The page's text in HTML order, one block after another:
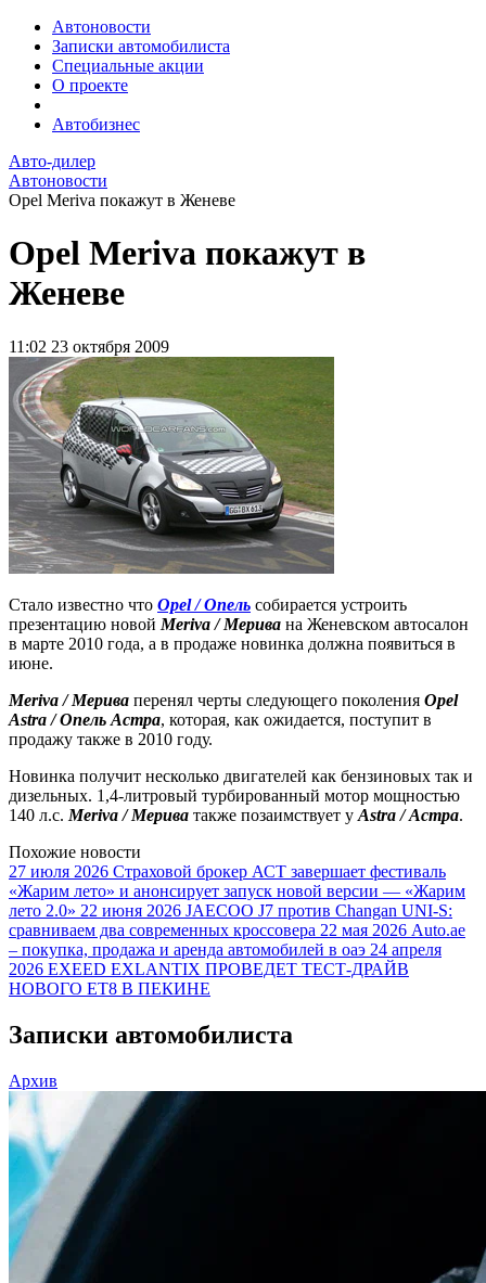
Автоновости
Записки автомобилиста
Специальные акции
О проекте
Автобизнес
Авто-дилер
Автоновости
Opel Meriva покажут в Женеве
Opel Meriva покажут в
Женеве
11:02 23 октября 2009
Стало известно что Opel / Опель собирается устроить
презентацию новой Meriva / Мерива на Женевском автосалон
в марте 2010 года, а в продаже новинка должна появиться в
июне.
Meriva / Мерива перенял черты следующего поколения Opel
Astra / Опель Астра, которая, как ожидается, поступит в
продажу также в 2010 году.
Новинка получит несколько двигателей как бензиновых так и
дизельных. 1,4-литровый турбированный мотор мощностью
140 л.с. Meriva / Мерива также позаимствует у Astra / Астра.
Похожие новости
27 июля 2026 Страховой брокер АСТ завершает фестиваль
«Жарим лето» и анонсирует запуск новой версии — «Жарим
лето 2.0» 22 июня 2026 JAECOO J7 против Changan UNI-S:
сравниваем два современных кроссовера 22 мая 2026 Auto.ae
– покупка, продажа и аренда автомобилей в оаэ 24 апреля
2026 EXEED EXLANTIX ПРОВЕДЕТ ТЕСТ-ДРАЙВ
НОВОГО ET8 В ПЕКИНЕ
Записки автомобилиста
Архив